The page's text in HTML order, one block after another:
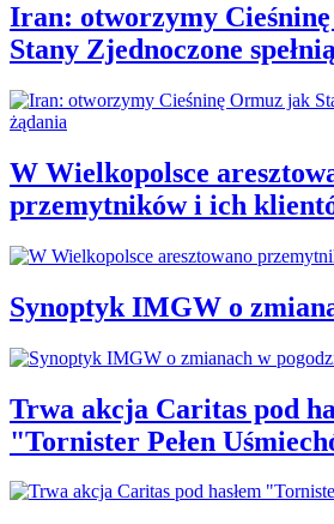
Iran: otworzymy
Stany Zjednoczone
W Wielkopolsce
przemytników i ich
Synoptyk IMGW o
Trwa akcja Caritas pod
"Tornister Pełen